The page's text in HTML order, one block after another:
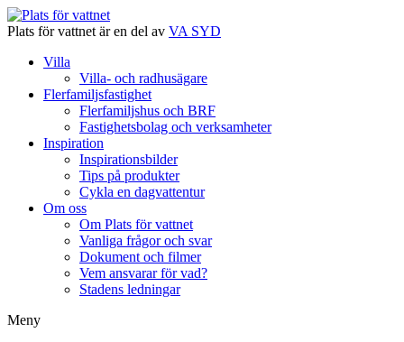
Plats för vattnet är en del av VA SYD
Villa
Villa- och radhusägare
Flerfamiljsfastighet
Flerfamiljshus och BRF
Fastighetsbolag och verksamheter
Inspiration
Inspirationsbilder
Tips på produkter
Cykla en dagvattentur
Om oss
Om Plats för vattnet
Vanliga frågor och svar
Dokument och filmer
Vem ansvarar för vad?
Stadens ledningar
Meny